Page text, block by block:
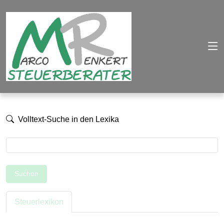
Volltext-Suche in den Lexika
Suchen
Steuerlexikon